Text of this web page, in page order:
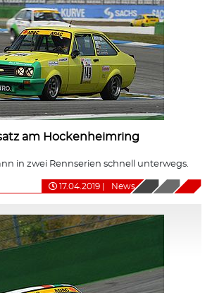
am Hockenheimring
in zwei Rennserien schnell unterwegs.
17.04.2019 News